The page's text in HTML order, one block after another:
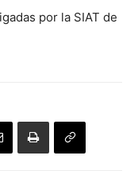
por la SIAT de